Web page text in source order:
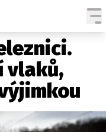
ČESKÉ CELEBRITY
SVĚTOVÉ CELEBRITY
vlaků,